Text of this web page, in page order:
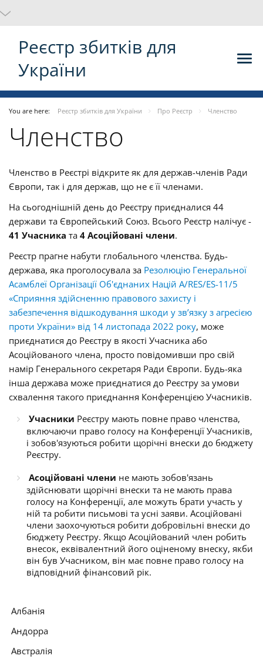
Реєстр збитків для
України
You are here: Реєстр збитків для України Про Реєстр Членство
Членство
Членство в Реєстрі відкрите як для держав-членів Ради
Європи, так і для держав, що не є її членами.
На сьогоднішній день до Реєстру приєдналися 44
держави та Європейський Союз. Всього Реєстр налічує -
41 Учасника та 4 Асоційовані члени.
Реєстр прагне набути глобального членства. Будь-
держава, яка проголосувала за Резолюцію Генеральної
Асамблеї Організації Об'єднаних Націй A/RES/ES-11/5
«Сприяння здійсненню правового захисту і
забезпечення відшкодування шкоди у зв’язку з агресією
проти України» від 14 листопада 2022 року, може
приєднатися до Реєстру в якості Учасника або
Асоційованого члена, просто повідомивши про свій
намір Генерального секретаря Ради Європи. Будь-яка
інша держава може приєднатися до Реєстру за умови
схвалення такого приєднання Конференцією Учасників.
Учасники Реєстру мають повне право членства,
включаючи право голосу на Конференції Учасників,
і зобов'язуються робити щорічні внески до бюджету
Реєстру.
Асоційовані члени не мають зобов'язань
здійснювати щорічні внески та не мають права
голосу на Конференції, але можуть брати участь у
ній та робити письмові та усні заяви. Асоційовані
члени заохочуються робити добровільні внески до
бюджету Реєстру. Якщо Асоційований член робить
внесок, еквівалентний його оціненому внеску, якби
він був Учасником, він має повне право голосу на
відповідний фінансовий рік.
Албанія
Андорра
Австралія